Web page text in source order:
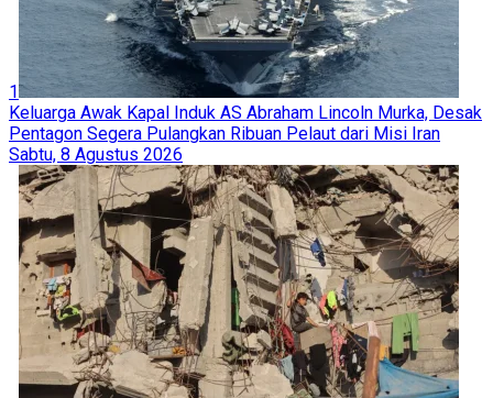
1
Keluarga Awak Kapal Induk AS Abraham Lincoln Murka, Desak
Pentagon Segera Pulangkan Ribuan Pelaut dari Misi Iran
Sabtu, 8 Agustus 2026